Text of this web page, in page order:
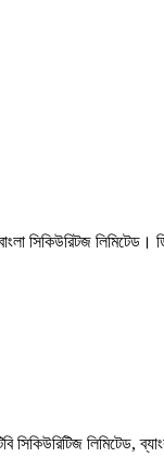
সিকিউরিটজ
লিমিটেড,